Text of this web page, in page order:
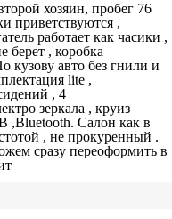
хозяин, пробег 76
приветствуются ,
работает как часики ,
берет , коробка
кузову авто без гнили и
lite ,
, 4
зеркала , круиз
,Bluetooth. Салон как в
, не прокуренный .
сразу переоформить в